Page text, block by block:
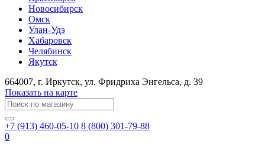
Новосибирск
Омск
Улан-Удэ
Хабаровск
Челябинск
Якутск
664007, г. Иркутск, ул. ​Фридриха Энгельса, д. 39
Показать на карте
+7 (913) 460-05-10 8 (800) 301-79-88
0